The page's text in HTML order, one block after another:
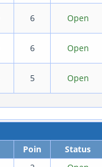
6 Open
6 Open
5 Open
Poin
Status